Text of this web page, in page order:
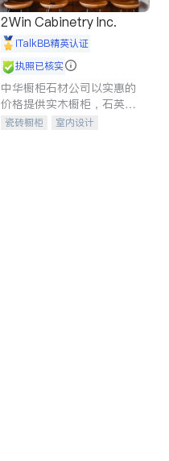
2Win Cabinetry Inc.
iTalkBB精英认证
执照已核实
中华橱柜石材公司以实惠的
价格提供实木橱柜，石英石
台面，多种优质不锈钢水
瓷砖橱柜
室内设计